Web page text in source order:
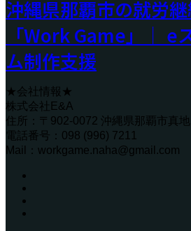
沖縄県那覇市の就労
「Work Game」｜ e
ム制作支援
★会社情報★
株式会社E&A
住所：〒902-0072 沖縄県那覇市真
電話番号：098 (996) 7211
Mail：workgame.naha@gmail.com